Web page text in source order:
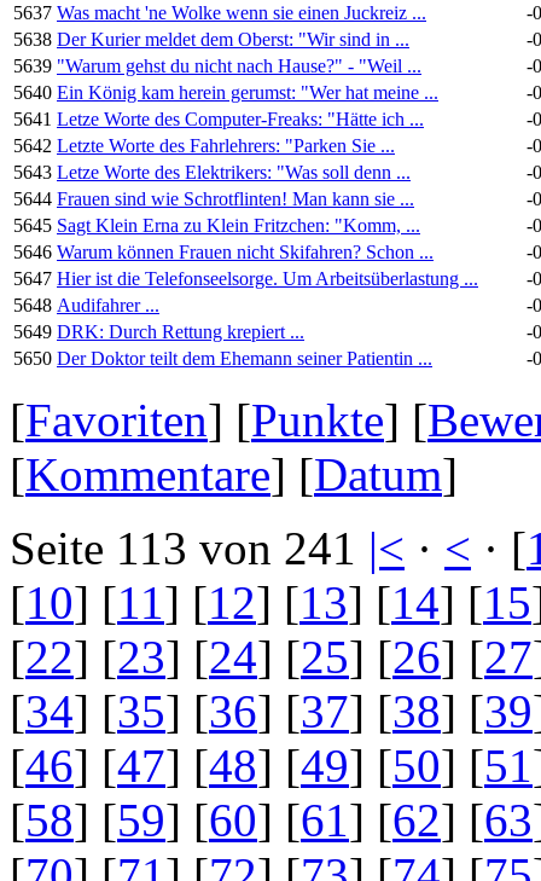
5637 Was macht 'ne Wolke wenn sie einen Juckreiz ...
-
5638 Der Kurier meldet dem Oberst: "Wir sind in ...
-
5639 "Warum gehst du nicht nach Hause?" - "Weil ...
-
5640 Ein König kam herein gerumst: "Wer hat meine ...
-
5641 Letze Worte des Computer-Freaks: "Hätte ich ...
-
5642 Letzte Worte des Fahrlehrers: "Parken Sie ...
-
5643 Letze Worte des Elektrikers: "Was soll denn ...
-
5644 Frauen sind wie Schrotflinten! Man kann sie ...
-
5645 Sagt Klein Erna zu Klein Fritzchen: "Komm, ...
-
5646 Warum können Frauen nicht Skifahren? Schon ...
-
5647 Hier ist die Telefonseelsorge. Um Arbeitsüberlastung ...
-
5648 Audifahrer ...
-
5649 DRK: Durch Rettung krepiert ...
-
5650 Der Doktor teilt dem Ehemann seiner Patientin ... -
[Favoriten] [Punkte] [
[Kommentare] [Datum]
Seite 113 von 241 |< · < · [
[10] [11] [12] [13] [14] [15
[22] [23] [24] [25] [26] [27
[34] [35] [36] [37] [38] [39
[46] [47] [48] [49] [50] [51
[58] [59] [60] [61] [62] [63